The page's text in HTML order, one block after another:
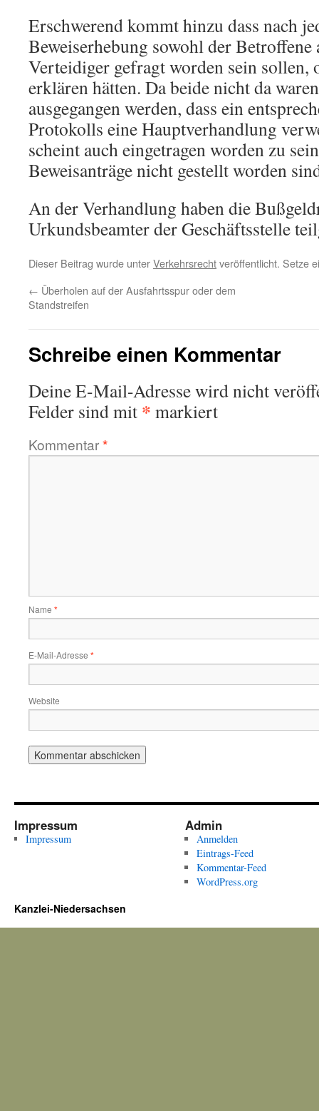
Erschwerend kommt hinzu dass nach
Beweiserhebung sowohl der Betroffene
Verteidiger gefragt worden sein sollen,
erklären hätten. Da beide nicht da
ausgegangen werden, dass ein
Protokolls eine Hauptverhandlung
scheint auch eingetragen worden zu
Beweisanträge nicht gestellt worden
An der Verhandlung haben die
Urkundsbeamter der Geschäftsstelle
Dieser Beitrag wurde unterVerkehrsrechtveröffentlicht. Setze
← Überholen auf der Ausfahrtsspur oder dem
Standstreifen
Schreibe einen Kommentar
Deine E-Mail-Adresse wird nicht
Felder sind mit * markiert
Kommentar*
Name *
E-Mail-Adresse *
Website
Impressum
Impressum
Admin
Anmelden
Eintrags-Feed
Kommentar-Feed
WordPress.org
Kanzlei-Niedersachsen